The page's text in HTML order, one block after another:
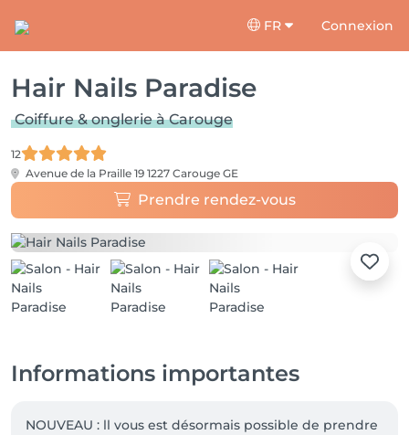
FR Connexion
Hair Nails Paradise
Coiffure & onglerie à Carouge
12
Avenue de la Praille 19 1227 Carouge GE
Prendre rendez-vous
Informations importantes
NOUVEAU : ll vous est désormais possible de prendre